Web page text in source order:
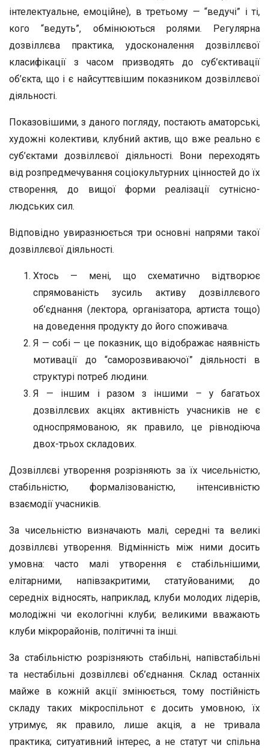
інтелектуальне, емоційне), в третьому — “ведучі” і ті,
кого “ведуть”, обмінюються ролями. Регулярна
дозвіллєва практика, удосконалення дозвіллєвої
класифікації з часом призводять до суб’єктивації
об’єкта, що і є найсуттєвішим показником дозвіллєвої
діяльності.
Показовішими, з даного погляду, постають аматорські,
художні колективи, клубний актив, що вже реально є
суб’єктами дозвіллєвої діяльності. Вони переходять
від розпредмечування соціокультурних цінностей до їх
створення, до вищої форми реалізації сутнісно-
людських сил.
Відповідно увиразнюється три основні напрями такої
дозвіллєвої діяльності.
Хтось — мені, що схематично відтворює
спрямованість зусиль активу дозвіллєвого
об’єднання (лектора, організатора, артиста тощо)
на доведення продукту до його споживача.
Я — собі — це показник, що відображає наявність
мотивації до “саморозвиваючої” діяльності в
структурі потреб людини.
Я — іншим і разом з іншими – у багатьох
дозвіллєвих акціях активність учасників не є
односпрямованою, як правило, це рівнодіюча
двох-трьох складових.
Дозвіллєві утворення розрізняють за їх чисельністю,
стабільністю, формалізованістю, інтенсивністю
взаємодії учасників.
За чисельністю визначають малі, середні та великі
дозвіллєві утворення. Відмінність між ними досить
умовна: часто малі утворення є стабільнішими,
елітарними, напівзакритими, статуйованими; до
середніх відносять, наприклад, клуби молодих лідерів,
молодіжні чи екологічні клуби; великими вважають
клуби мікрорайонів, політичні та інші.
За стабільністю розрізняють стабільні, напівстабільні
та нестабільні дозвіллєві об’єднання. Склад останніх
майже в кожній акції змінюється, тому постійність
складу таких мікроспільнот є досить умовною, їх
утримує, як правило, лише акція, а не тривала
практика; ситуативний інтерес, а не статут чи спільна